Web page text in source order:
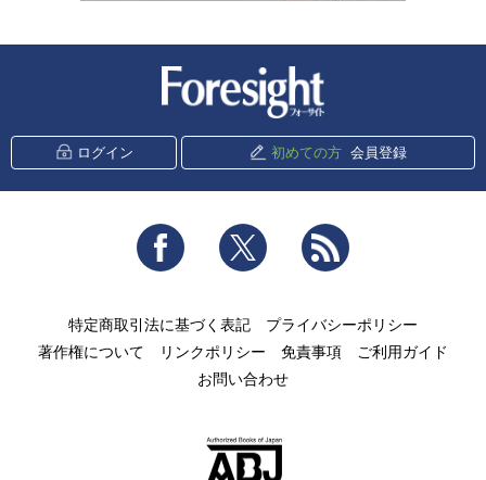
ログイン 初めての方 会員登録
Facebook Twitter
特定商取引法に基づく表記
プライバシーポリシー
著作権について
リンクポリシー 免責事項
ご利用ガイド
お問い合わせ